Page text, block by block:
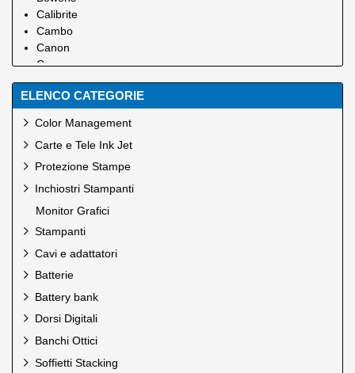
Calibrite
Cambo
Canon
Canson
Canson Infinity
Carpetlight
Cobraunion
Desview
Dinkum
Epson
Epson Ink
Foldit
Green Clean
H&Y Filtri
Hahnemuhle
Hensel
HiGlide
ELENCO CATEGORIE
Color Management
Carte e Tele Ink Jet
Protezione Stampe
Inchiostri Stampanti
Monitor Grafici
Stampanti
Cavi e adattatori
Batterie
Battery bank
Dorsi Digitali
Banchi Ottici
Soffietti Stacking